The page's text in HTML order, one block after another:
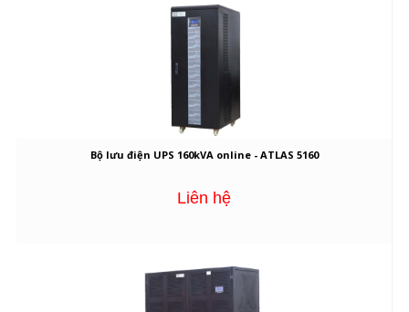
Bộ lưu điện UPS 160kVA online - ATLAS 5160
Liên hệ